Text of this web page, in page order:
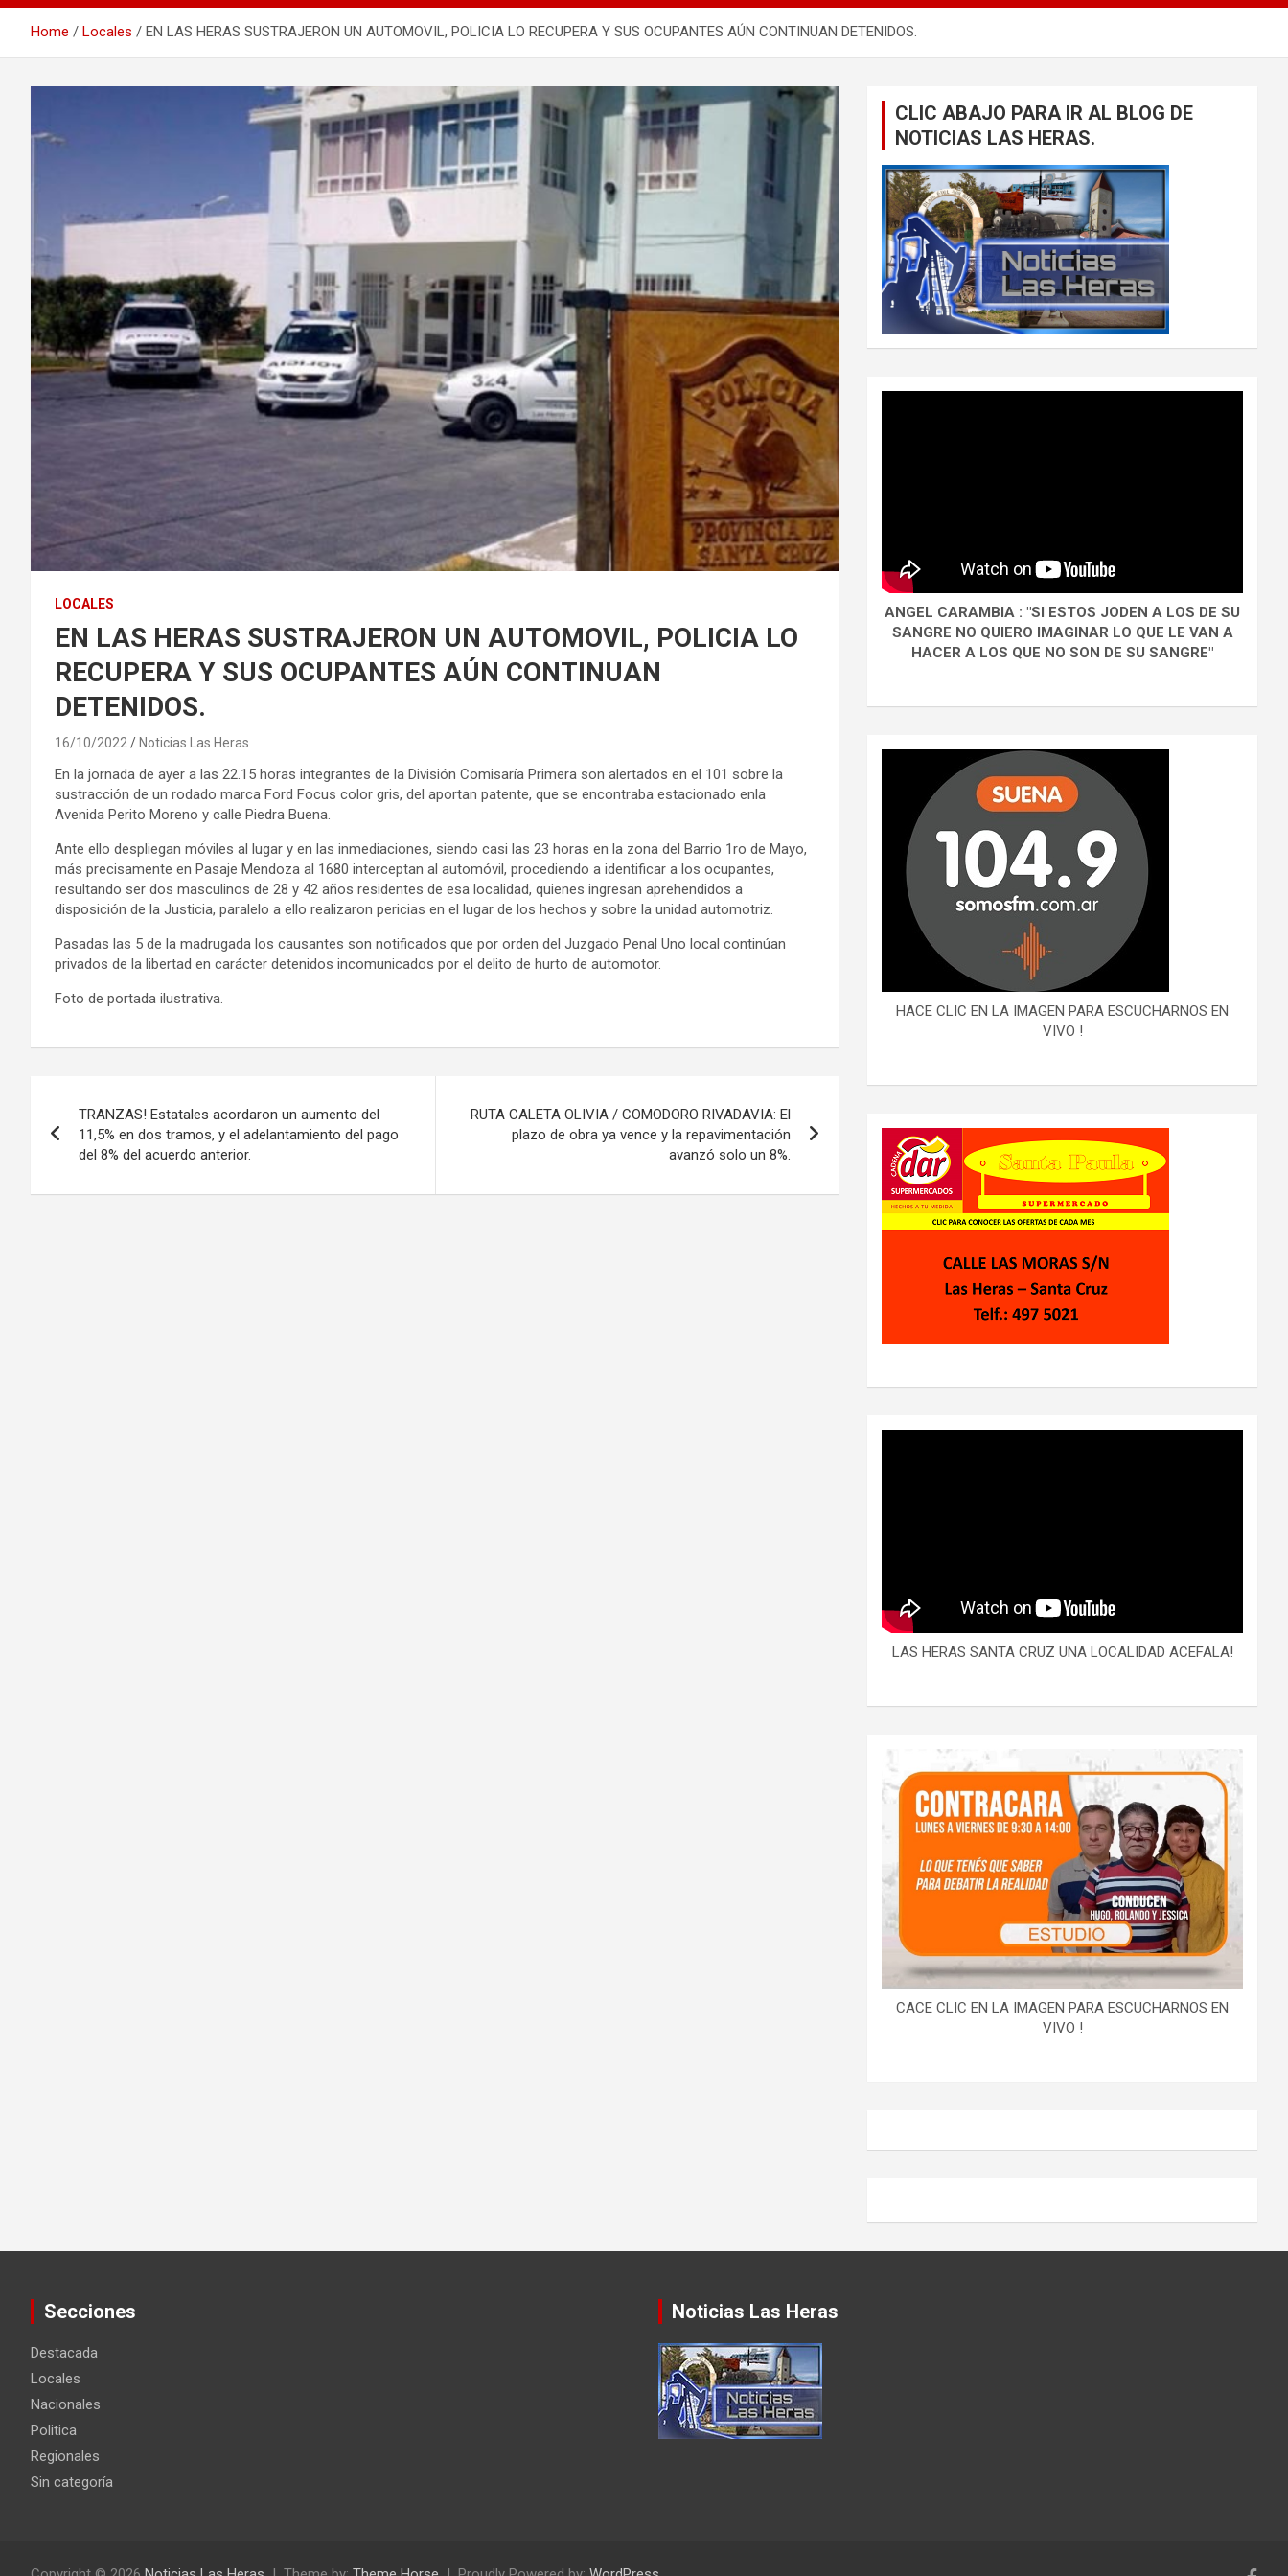
Home Locales EN LAS HERAS SUSTRAJERON UN AUTOMOVIL, POLICIA LO RECUPERA Y SUS OCUPANTES AÚN CONTINUAN DETENIDOS.
LOCALES
EN LAS HERAS SUSTRAJERON UN AUTOMOVIL, POLICIA LO
RECUPERA Y SUS OCUPANTES AÚN CONTINUAN
DETENIDOS.
16/10/2022 Noticias Las Heras
En la jornada de ayer a las 22.15 horas integrantes de la División Comisaría Primera son alertados en el 101 sobre la
sustracción de un rodado marca Ford Focus color gris, del aportan patente, que se encontraba estacionado enla
Avenida Perito Moreno y calle Piedra Buena.
Ante ello despliegan móviles al lugar y en las inmediaciones, siendo casi las 23 horas en la zona del Barrio 1ro de Mayo,
más precisamente en Pasaje Mendoza al 1680 interceptan al automóvil, procediendo a identificar a los ocupantes,
resultando ser dos masculinos de 28 y 42 años residentes de esa localidad, quienes ingresan aprehendidos a
disposición de la Justicia, paralelo a ello realizaron pericias en el lugar de los hechos y sobre la unidad automotriz.
Pasadas las 5 de la madrugada los causantes son notificados que por orden del Juzgado Penal Uno local continúan
privados de la libertad en carácter detenidos incomunicados por el delito de hurto de automotor.
Foto de portada ilustrativa.
de
TRANZAS! Estatales acordaron un aumento del
11,5% en dos tramos, y el adelantamiento del pago
del 8% del acuerdo anterior.
RUTA CALETA OLIVIA / COMODORO RIVADAVIA: El
plazo de obra ya vence y la repavimentación
avanzó solo un 8%.
CLIC ABAJO PARA IR AL BLOG DE
NOTICIAS LAS HERAS.
ANGEL CARAMBIA : "SI ESTOS JODEN A LOS DE SU
SANGRE NO QUIERO IMAGINAR LO QUE LE VAN A
HACER A LOS QUE NO SON DE SU SANGRE"
HACE CLIC EN LA IMAGEN PARA ESCUCHARNOS EN
VIVO !
LAS HERAS SANTA CRUZ UNA LOCALIDAD ACEFALA!
CACE CLIC EN LA IMAGEN PARA ESCUCHARNOS EN
VIVO !
Secciones
Destacada
Locales
Nacionales
Politica
Regionales
Sin categoría
Noticias Las Heras